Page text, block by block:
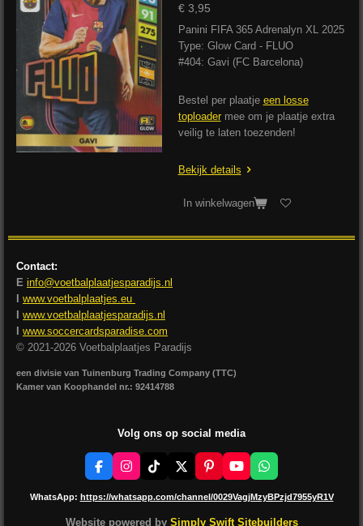
€ 3,95
Panini FIFA 365 Adrenalyn XL 2025
Type: Glow Card - FLUO
#404: Gavi (FC Barcelona)
Bestel per plaatje een losse
toploadermee om je plaatje extra
veilig te laten toezenden!
Bekijk details
In winkelwagen
Contact:
E info@voetbalplaatjesparadijs.nl
www.voetbalplaatjes.eu
www.voetbalplaatjesparadijs.nl
www.soccercardsparadise.com
© 2021-2026 Voetbalplaatjes Paradijs
een divisie van Tuinenburg Trading Company (TTC)
Kamer van Koophandel nr.: 92414788
Volg ons op social media
F
a
c
b
I
n
s
a
T
k
o
X
P
i
n
e
Y
o
u
u
W
h
a
s
WhatsApp: https://whatsapp.com/channel/0029VagjMzyBPzjd7955yR1V
Website powered by Simply Swift Sitebuilders